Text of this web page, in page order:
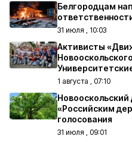
Белгородцам
31 июля , 10:03
Активисты
1 августа , 07:10
«Российским
голосования
31 июля , 09:01